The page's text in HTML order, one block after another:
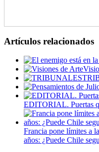
Artículos relacionados
EDITORIAL. Puertas
Francia pone límites a
años: ¿Puede Chile